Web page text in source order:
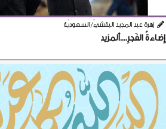
زهرة عبد المجيد البقشيّ/ السعوديّة
إِضاءةُ الفَجرِ....ألمزيد